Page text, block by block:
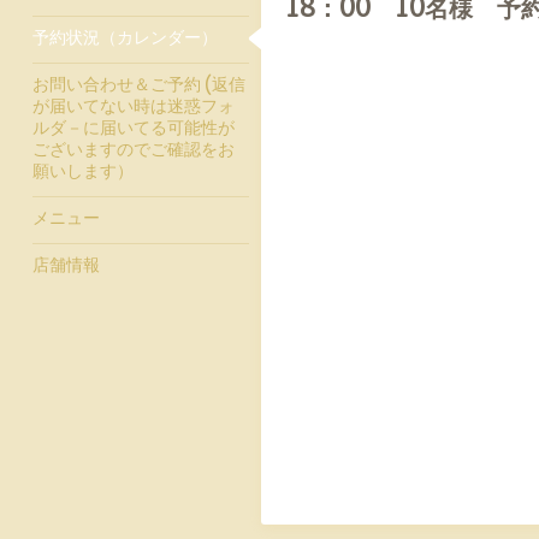
18：00 10名様 予
予約状況（カレンダー）
お問い合わせ＆ご予約 (返信
が届いてない時は迷惑フォ
ルダ－に届いてる可能性が
ございますのでご確認をお
願いします）
メニュー
店舗情報